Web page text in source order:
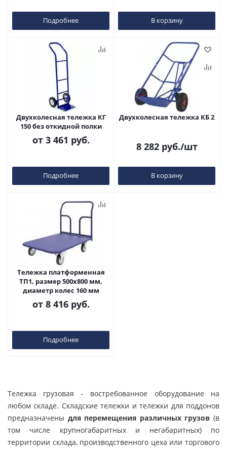
Подробнее В корзину
Двухколесная тележка КГ
150 без откидной полки
от 3 461 руб.
Подробнее
Двухколесная тележка КБ 2
8 282руб./шт
В корзину
Тележка платформенная
ТП1, размер 500х800 мм,
диаметр колес 160 мм
от 8 416 руб.
Подробнее
Тележка грузовая - востребованное оборудование на
любом складе. Складские тележки и тележки для поддонов
предназначены для перемещения различных грузов (в
том числе крупногабаритных и негабаритных) по
территории склада, производственного цеха или торгового